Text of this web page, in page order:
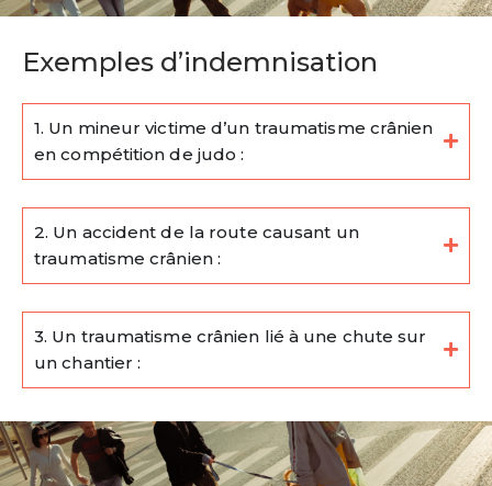
Exemples d’indemnisation
1. Un mineur victime d’un traumatisme crânien
en compétition de judo :
2. Un accident de la route causant un
traumatisme crânien :
3. Un traumatisme crânien lié à une chute sur
un chantier :